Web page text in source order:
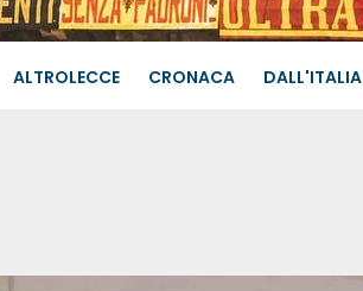
ALTROLECCE CRONACA DALL'ITALIA